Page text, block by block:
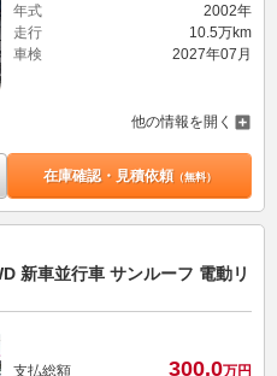
年式
2002年
走行
10.5万km
車検
2027年07月
他の情報を開く
在庫確認・見積依頼（無料）
新車並行車 サンルーフ 電動リ
支払総額 300.0万円